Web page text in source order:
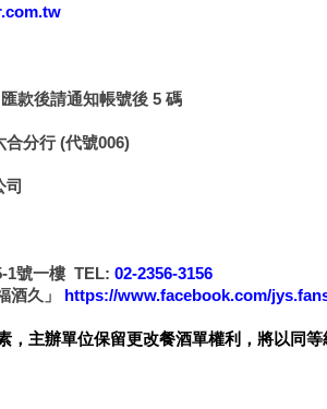
款後請通知帳號後 5 碼
合分行 (代號006)
司
1號一樓 TEL: 02-2356-3156
酒久」 https://www.facebook.com/
，主辦單位保留更改餐酒單權利，將以同